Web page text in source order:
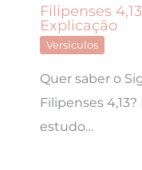
Filipenses
Explicação
Versículos
Quer saber o
Filipenses
estudo…